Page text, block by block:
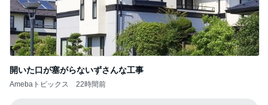
開いた口が塞がらないずさんな工事
Amebaトピックス 22時間前